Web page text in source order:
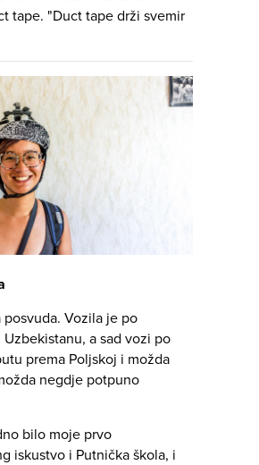
tape. "Duct tape drži svemir
Vozila je po
Uzbekistanu, a sad vozi po
prema Poljskoj i možda
negdje potpuno
bilo moje prvo
iskustvo i Putnička škola, i